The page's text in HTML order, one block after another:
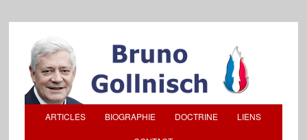
ARTICLES BIOGRAPHIE DOCTRINE LIENS